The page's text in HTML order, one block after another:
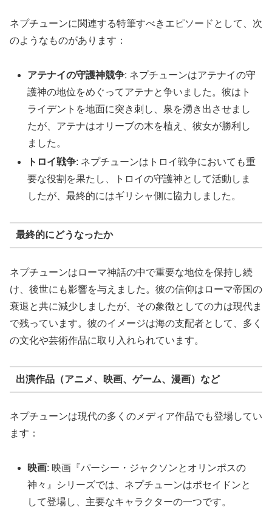
ネプチューンに関連する特筆すべきエピソードとして、次
のようなものがあります：
アテナイの守護神競争: ネプチューンはアテナイの守
護神の地位をめぐってアテナと争いました。彼はト
ライデントを地面に突き刺し、泉を湧き出させまし
たが、アテナはオリーブの木を植え、彼女が勝利し
ました。
トロイ戦争: ネプチューンはトロイ戦争においても重
要な役割を果たし、トロイの守護神として活動しま
したが、最終的にはギリシャ側に協力しました。
最終的にどうなったか
ネプチューンはローマ神話の中で重要な地位を保持し続
け、後世にも影響を与えました。彼の信仰はローマ帝国の
衰退と共に減少しましたが、その象徴としての力は現代ま
で残っています。彼のイメージは海の支配者として、多く
の文化や芸術作品に取り入れられています。
出演作品（アニメ、映画、ゲーム、漫画）など
ネプチューンは現代の多くのメディア作品でも登場してい
ます：
映画: 映画『パーシー・ジャクソンとオリンポスの
神々』シリーズでは、ネプチューンはポセイドンと
して登場し、主要なキャラクターの一つです。